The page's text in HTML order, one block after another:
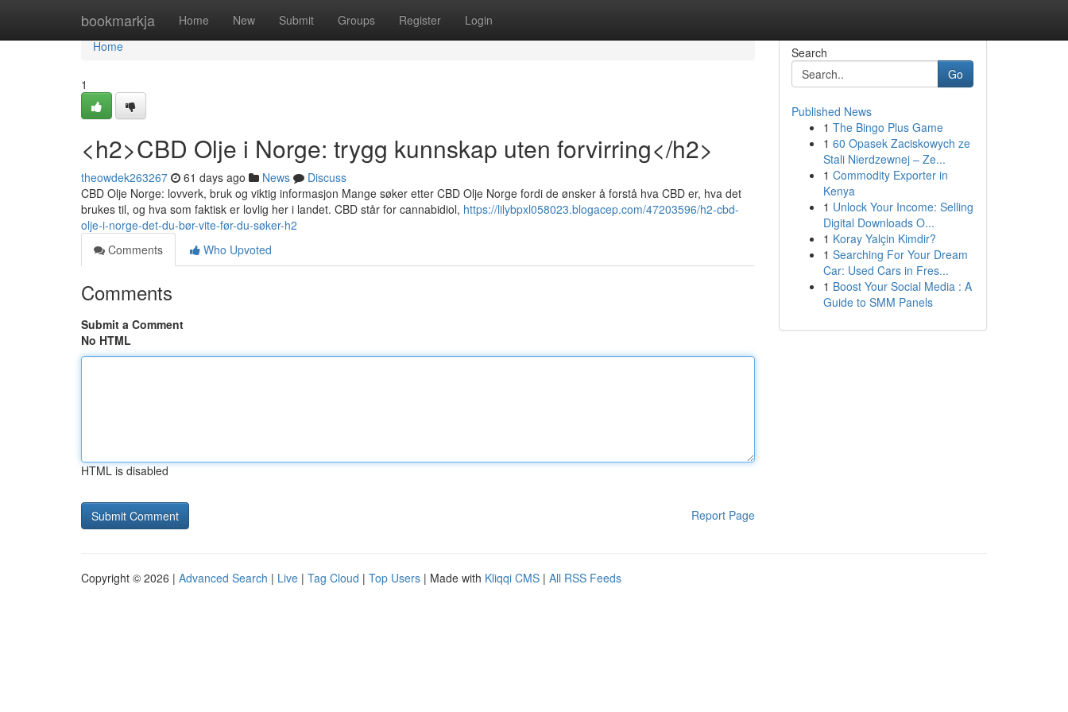
bookmarkja Home New Submit Groups Register Login
Home
Home
1
<h2>CBD Olje i Norge: trygg kunnskap uten forvirring</h2>
theowdek263267 61 days ago News
Discuss
CBD Olje Norge: lovverk, bruk og viktig informasjon Mange søker etter CBD Olje Norge fordi de ønsker å forstå hva CBD er, hva det
brukes til, og hva som faktisk er lovlig her i landet. CBD står for cannabidiol, https://lilybpxl058023.blogacep.com/47203596/h2-cbd-
olje-i-norge-det-du-bør-vite-før-du-søker-h2
Comments
Who Upvoted
Comments
Submit a Comment
No HTML
HTML is disabled
Report Page
Search
Go
Published News
1 The Bingo Plus Game
1 60 Opasek Zaciskowych ze
Stali Nierdzewnej – Ze...
1 Commodity Exporter in
Kenya
1 Unlock Your Income: Selling
Digital Downloads O...
1 Koray Yalçin Kimdir?
1 Searching For Your Dream
Car: Used Cars in Fres...
1 Boost Your Social Media : A
Guide to SMM Panels
Copyright © 2026 | Advanced Search | Live | Tag Cloud | Top Users | Made with Kliqqi CMS | All RSS Feeds